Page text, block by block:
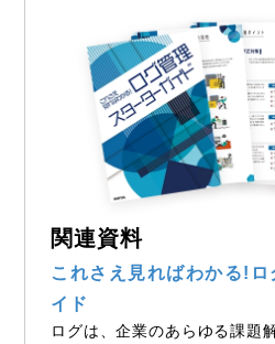
関連資料
これさえ見ればわかる!
イド
ログは、企業のあらゆる課題